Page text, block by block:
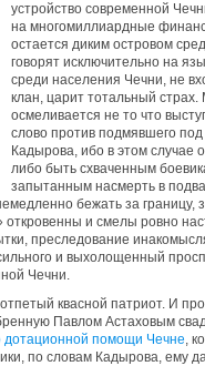
устройство современной
на многомиллиардные
остается диким островом
говорят исключительно на
среди населения Чечни, не
клан, царит тотальный
осмеливается не то что
слово против подмявшего
Кадырова, ибо в этом случае
либо быть схваченным
запытанным насмерть в
бежать за границу,
и смелы ровно
преследование
и выхолощенный
Чечни.
квасной патриот. И
Павлом Астаховым
дотационной помощи Чечне,
по словам Кадырова, ему